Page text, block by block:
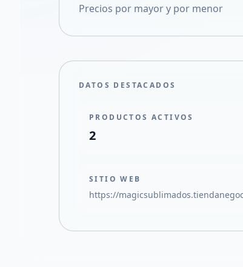
Precios por mayor y por menor
DATOS DESTACADOS
PRODUCTOS ACTIVOS
2
SITIO WEB